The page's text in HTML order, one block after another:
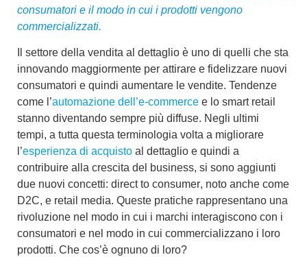
consumatori e il modo in cui i prodotti vengono
commercializzati.
Il settore della vendita al dettaglio è uno di quelli che sta
innovando maggiormente per attirare e fidelizzare nuovi
consumatori e quindi aumentare le vendite. Tendenze
come l’automazione dell’e-commerce e lo smart retail
stanno diventando sempre più diffuse. Negli ultimi
tempi, a tutta questa terminologia volta a migliorare
l’esperienza di acquisto al dettaglio e quindi a
contribuire alla crescita del business, si sono aggiunti
due nuovi concetti: direct to consumer, noto anche come
D2C, e retail media. Queste pratiche rappresentano una
rivoluzione nel modo in cui i marchi interagiscono con i
consumatori e nel modo in cui commercializzano i loro
prodotti. Che cos’è ognuno di loro?